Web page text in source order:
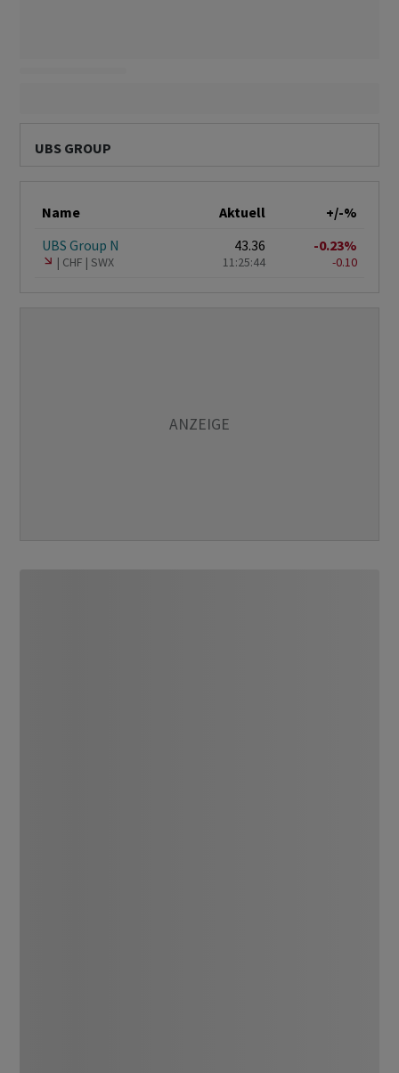
UBS GROUP
Name Aktuell
+/-%
UBS Group N
CHF SWX
43.36
11:25:44
-0.23%
-0.10